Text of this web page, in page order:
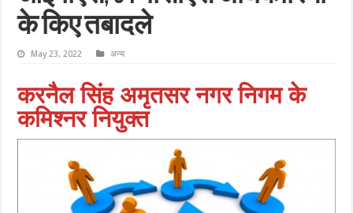
के किए तबादले
May 23, 2022 अन्य
करनैल सिंह अमृतसर नगर निगम के
कमिश्नर नियुक्त